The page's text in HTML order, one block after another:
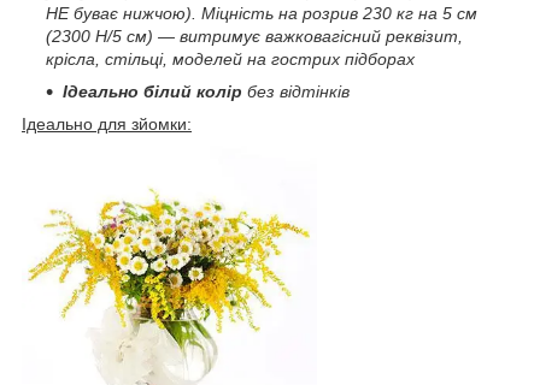
НЕ буває нижчою). Міцність на розрив 230 кг на 5 см
(2300 H/5 см) — витримує важковагісний реквізит,
крісла, стільці, моделей на гострих підборах
Ідеально білий колір без відтінків
Ідеально для зйомки: